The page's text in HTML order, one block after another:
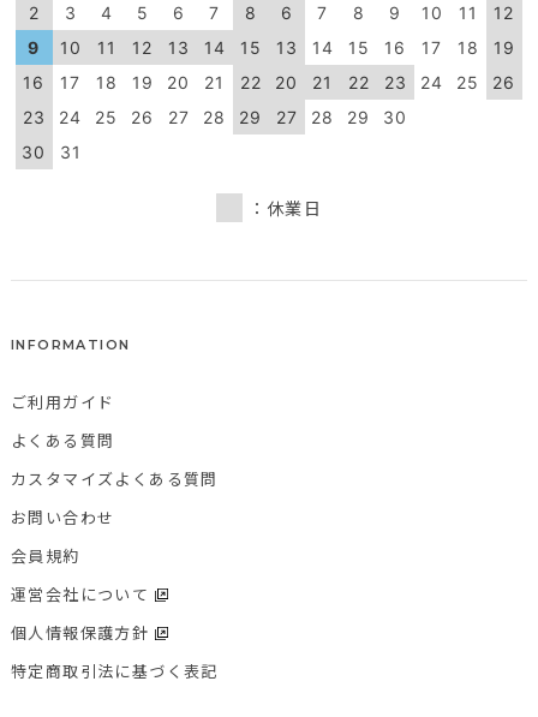
2
3 4 5 6 7
8
9
10 11 12 13 14
15
16
17 18 19 20 21
22
23
24 25 26 27 28
29
30
31
6
7 8 9 10 11
12
13
14 15 16 17 18
19
20
21 22 23 24 25
26
27
28 29 30
：休業日
INFORMATION
ご利用ガイド
よくある質問
カスタマイズよくある質問
お問い合わせ
会員規約
運営会社について
個人情報保護方針
特定商取引法に基づく表記